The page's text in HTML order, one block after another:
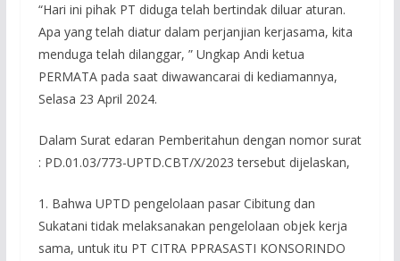
“Hari ini pihak PT diduga telah bertindak diluar aturan.
Apa yang telah diatur dalam perjanjian kerjasama, kita
menduga telah dilanggar, ” Ungkap Andi ketua
PERMATA pada saat diwawancarai di kediamannya,
Selasa 23 April 2024.
Dalam Surat edaran Pemberitahun dengan nomor surat
: PD.01.03/773-UPTD.CBT/X/2023 tersebut dijelaskan,
1. Bahwa UPTD pengelolaan pasar Cibitung dan
Sukatani tidak melaksanakan pengelolaan objek kerja
sama, untuk itu PT CITRA PPRASASTI KONSORINDO